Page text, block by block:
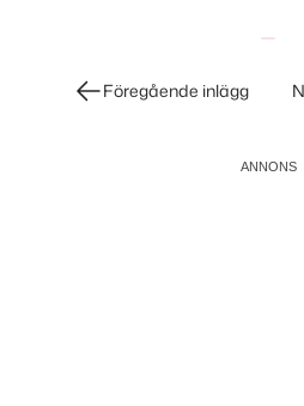
InläggsnavigeringFöregående inlägg